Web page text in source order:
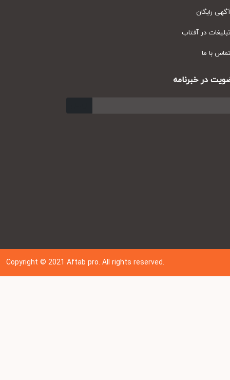
رایگان
در آفتاب
با ما
در خبرنامه
Copyright © 202 1Aftab pro. All rights reserved.